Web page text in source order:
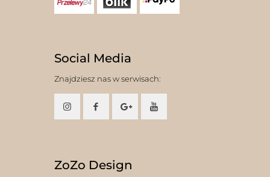
Social Media
Znajdziesz nas w serwisach:
ZoZo Design